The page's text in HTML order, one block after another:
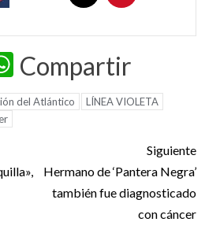
WhatsApp
Compartir
del Atlántico
LÍNEA VIOLETA
Siguiente
Hermano de ‘Pantera Negra’
también fue diagnosticado
con cáncer